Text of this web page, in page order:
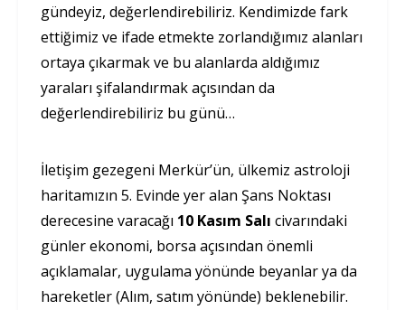
gündeyiz, değerlendirebiliriz. Kendimizde fark
ettiğimiz ve ifade etmekte zorlandığımız alanları
ortaya çıkarmak ve bu alanlarda aldığımız
yaraları şifalandırmak açısından da
değerlendirebiliriz bu günü…
İletişim gezegeni Merkür’ün, ülkemiz astroloji
haritamızın 5. Evinde yer alan Şans Noktası
derecesine varacağı 10 Kasım Salı civarındaki
günler ekonomi, borsa açısından önemli
açıklamalar, uygulama yönünde beyanlar ya da
hareketler (Alım, satım yönünde) beklenebilir.